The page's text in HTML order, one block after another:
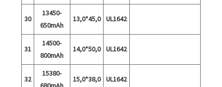
30
13450-
650mAh
13,0*45,0 UL1642
31
14500-
800mAh
14,0*50,0 UL1642
32
15380-
15,0*38,0 UL1642